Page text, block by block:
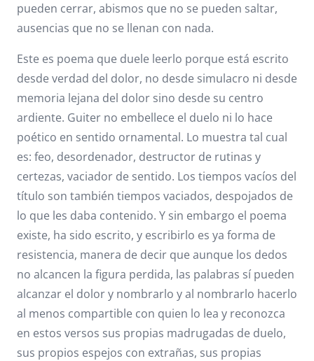
pueden cerrar, abismos que no se pueden saltar,
ausencias que no se llenan con nada.
Este es poema que duele leerlo porque está escrito
desde verdad del dolor, no desde simulacro ni desde
memoria lejana del dolor sino desde su centro
ardiente. Guiter no embellece el duelo ni lo hace
poético en sentido ornamental. Lo muestra tal cual
es: feo, desordenador, destructor de rutinas y
certezas, vaciador de sentido. Los tiempos vacíos del
título son también tiempos vaciados, despojados de
lo que les daba contenido. Y sin embargo el poema
existe, ha sido escrito, y escribirlo es ya forma de
resistencia, manera de decir que aunque los dedos
no alcancen la figura perdida, las palabras sí pueden
alcanzar el dolor y nombrarlo y al nombrarlo hacerlo
al menos compartible con quien lo lea y reconozca
en estos versos sus propias madrugadas de duelo,
sus propios espejos con extrañas, sus propias